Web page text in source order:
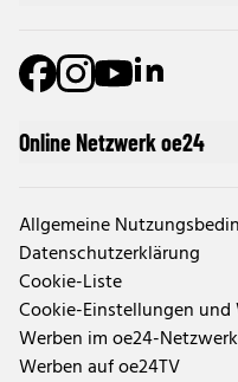
Online Netzwerk oe24
Allgemeine
Datenschutzerklärung
Cookie-Liste
Cookie-Einstellungen
Werben im oe24-Netzwerk
Werben auf oe24TV